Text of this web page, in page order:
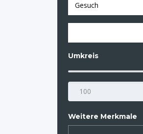
Gesuch
Umkreis
Weitere Merkmale